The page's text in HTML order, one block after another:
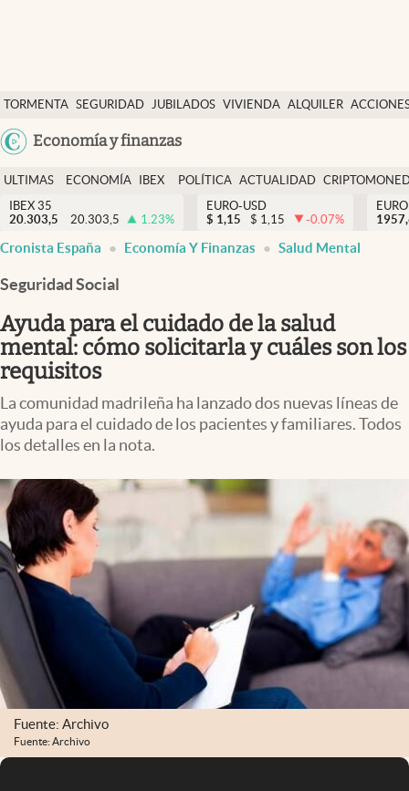
TORMENTA SEGURIDAD JUBILADOS VIVIENDA ALQUILER
Colombia
Economía y finanzas
Economía y finanzas
Política
Actualidad
Criptomonedas
España
ULTIMAS
NOTICIAS
ECONOMÍA
FINANZAS
IBEX
EURO
POLÍTICA ACTUALIDAD
IBEX 35
20.303,5
20.303,5 1.23%
EURO-USD
$ 1,15 $ 1,15 -0.07%
Cronista España Economía Y Finanzas Salud Mental
Seguridad Social
Ayuda para el cuidado de la salud
mental: cómo solicitarla y cuáles son los
requisitos
La comunidad madrileña ha lanzado dos nuevas líneas de
ayuda para el cuidado de los pacientes y familiares. Todos
los detalles en la nota.
Fuente: Archivo
Fuente: Archivo